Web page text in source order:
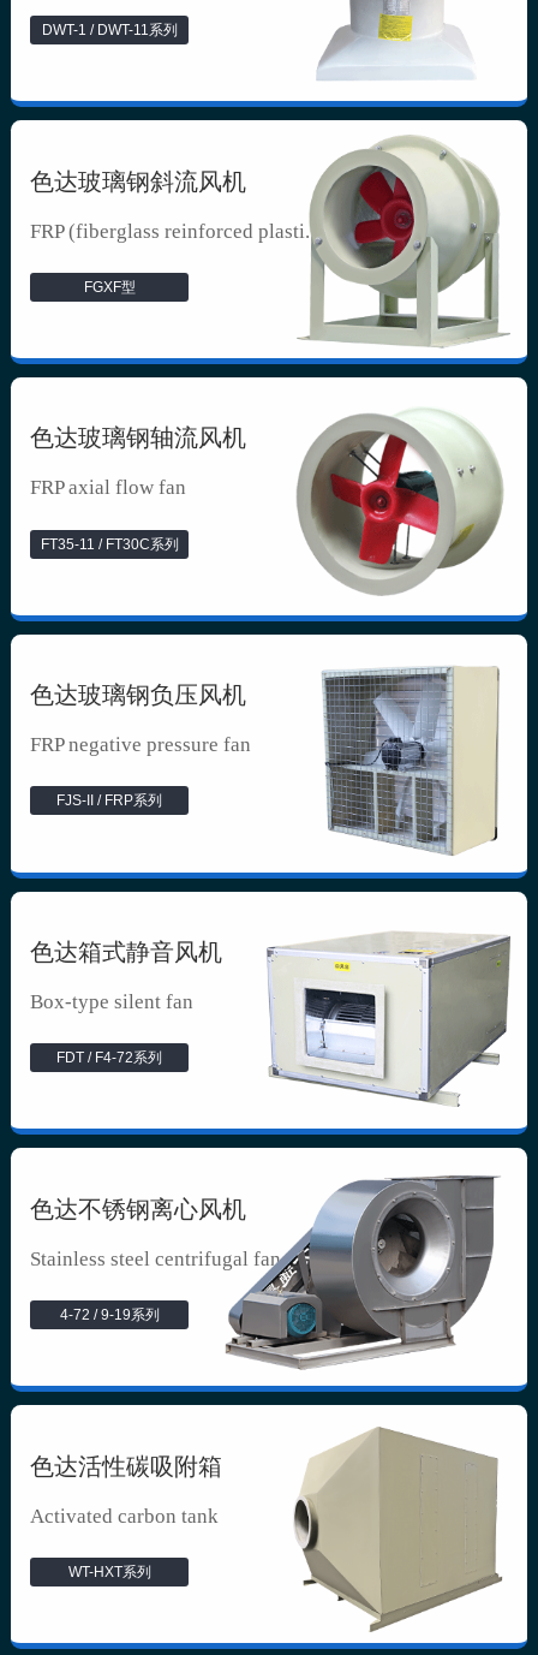
DWT-1 / DWT-11系列
色达玻璃钢斜流风机
FRP (fiberglass reinforced plasti...
FGXF型
色达玻璃钢轴流风机
FRP axial flow fan
FT35-11 / FT30C系列
色达玻璃钢负压风机
FRP negative pressure fan
FJS-II / FRP系列
色达箱式静音风机
Box-type silent fan
FDT / F4-72系列
色达不锈钢离心风机
Stainless steel centrifugal fan
4-72 / 9-19系列
色达活性碳吸附箱
Activated carbon tank
WT-HXT系列